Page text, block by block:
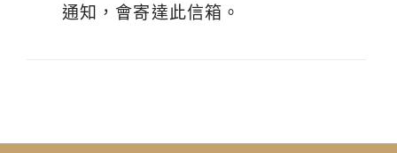
通知，會寄達此信箱。